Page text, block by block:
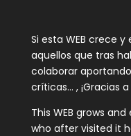
Si esta WEB crece
aquellos que tras
colaborar
críticas… , ¡Gracias
This WEB grows
who after visited it